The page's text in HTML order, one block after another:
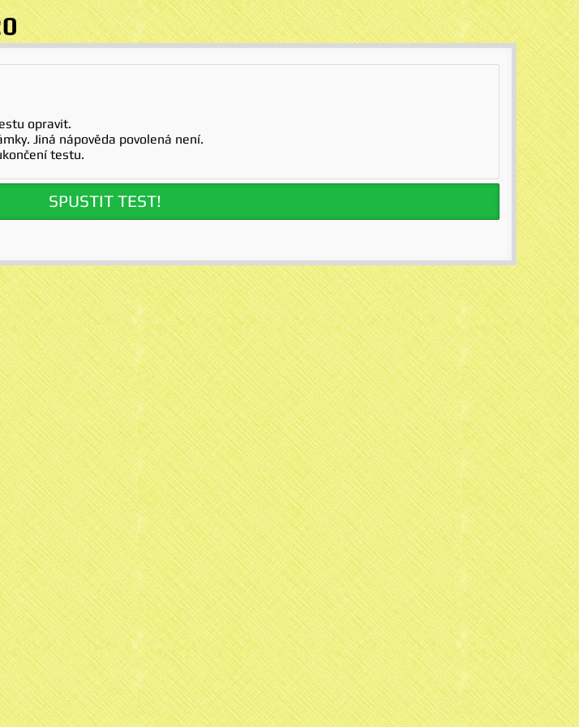
opravit.
Jiná nápověda povolená není.
testu.
SPUSTIT TEST!